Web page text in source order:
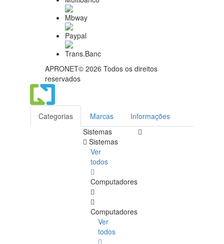
APRONET© 2026 Todos os direitos
reservados
Categorias Marcas
Informações
Sistemas
Sistemas
Ver
todos
Computadores
Computadores
Ver
todos